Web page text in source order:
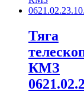
Тяга
КМЗ